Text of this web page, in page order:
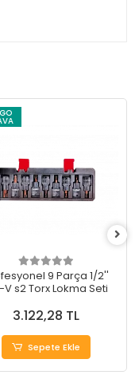
9 Parça 1/2''
V s2 Torx Lokma Seti
3.122,28 TL
Sepete Ekle